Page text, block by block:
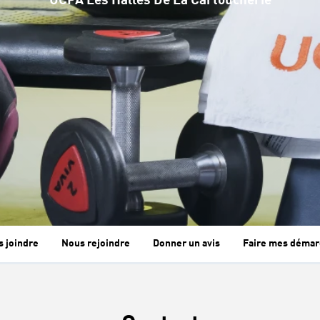
joindre Nous rejoindre Donner un avis Faire mes